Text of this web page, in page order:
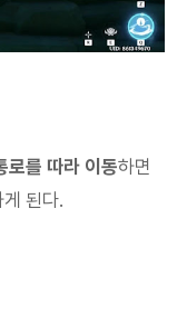
로를 따라 이동하면
된다.